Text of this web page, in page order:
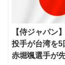
【侍ジャパン
投手が台湾を5
赤堀颯選手が